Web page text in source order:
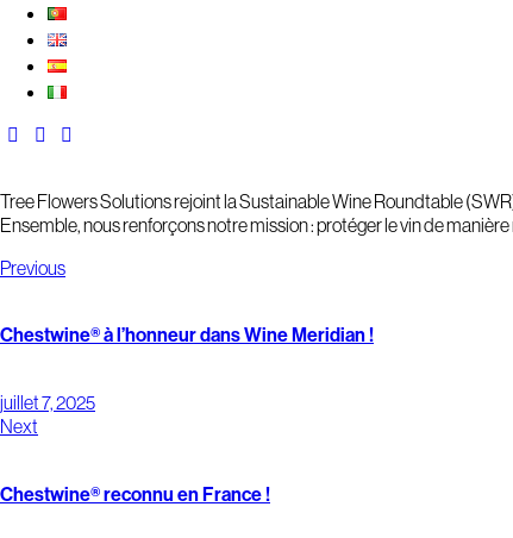
Tree Flowers Solutions rejoint la Sustainable Wine Roundtable
Ensemble, nous renforçons notre mission : protéger le vin de
Previous
Chestwine® à l’honneur dans Wine Meridian !
juillet 7, 2025
Next
Chestwine® reconnu en France !